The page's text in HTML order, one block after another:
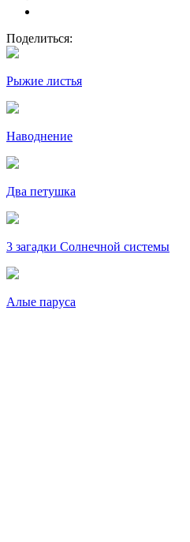
Поделиться:
Рыжие листья
Наводнение
Два петушка
3 загадки Солнечной системы
Алые паруса